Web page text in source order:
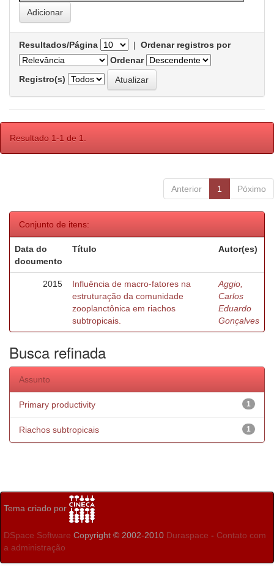
Resultados/Página | Ordenar registros por
Ordenar
Registro(s)
Resultado 1-1 de 1.
Anterior 1 Póximo
Conjunto de itens:
Data do
documento
Título Autor(es)
2015
Influência de macro-fatores na
estruturação da comunidade
zooplanctônica em riachos
subtropicais.
Aggio,
Carlos
Eduardo
Gonçalves
Busca refinada
Assunto
1
Primary productivity
1
Riachos subtropicais
Tema criado por
DSpace Software Copyright © 2002-2010 Duraspace - Contato com
a administração